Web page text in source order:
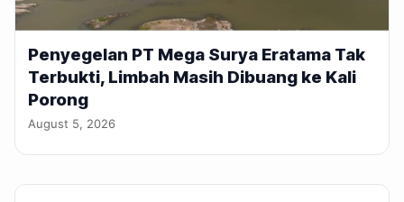
Penyegelan PT Mega Surya Eratama Tak
Terbukti, Limbah Masih Dibuang ke Kali
Porong
August 5, 2026